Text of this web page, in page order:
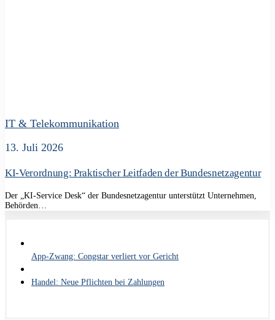
IT & Telekommunikation
13. Juli 2026
KI-Verordnung: Praktischer Leitfaden der Bundesnetzagentur
Der „KI-Service Desk“ der Bundesnetzagentur unterstützt Unternehmen,
Behörden…
App-Zwang: Congstar verliert vor Gericht
Handel: Neue Pflichten bei Zahlungen